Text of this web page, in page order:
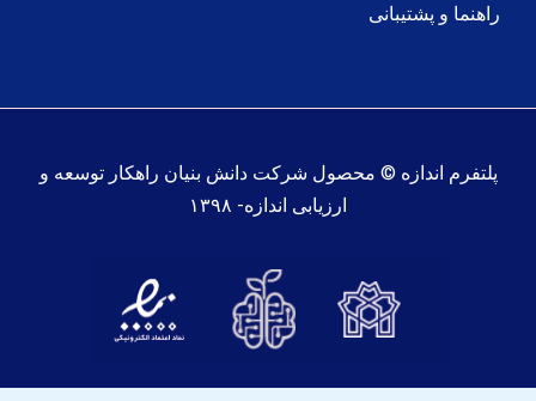
راهنما و پشتیبانی
پلتفرم اندازه © محصول شرکت دانش بنیان راهکار توسعه و
ارزیابی اندازه- ۱۳۹۸